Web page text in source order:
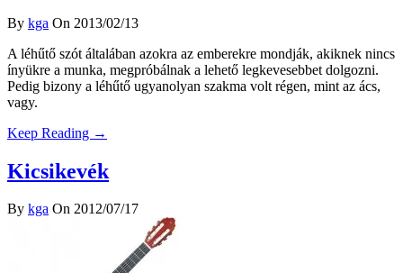
By kga On 2013/02/13
A léhűtő szót általában azokra az emberekre mondják, akiknek nincs
ínyükre a munka, megpróbálnak a lehető legkevesebbet dolgozni.
Pedig bizony a léhűtő ugyanolyan szakma volt régen, mint az ács,
vagy.
Keep Reading →
Kicsikevék
By kga On 2012/07/17